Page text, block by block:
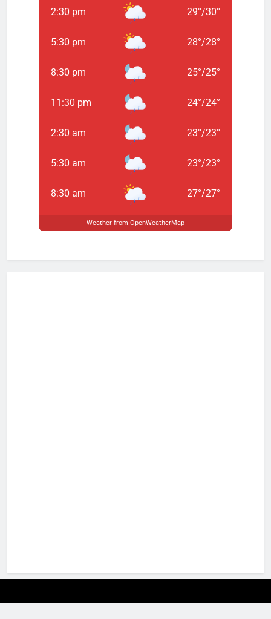
2:30 pm 29°/30°
5:30 pm 28°/28°
8:30 pm 25°/25°
11:30 pm 24°/24°
2:30 am 23°/23°
5:30 am 23°/23°
8:30 am 27°/27°
Weather from OpenWeatherMap